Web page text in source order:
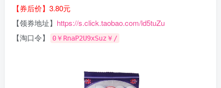
【券后价】3.80元
【领券地址】 https://s.click.taobao.com/ld5tuZu
【淘口令】
0￥RnaP2U9xSuz￥/